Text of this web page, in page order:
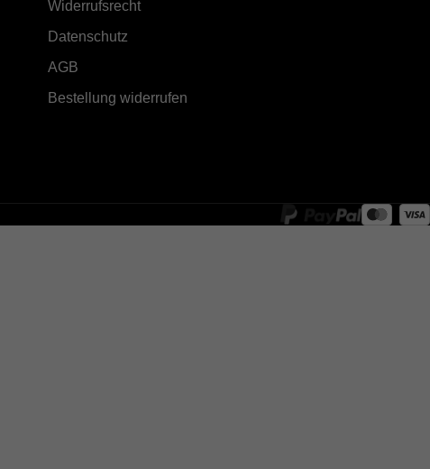
Widerrufsrecht
Datenschutz
AGB
Bestellung widerrufen